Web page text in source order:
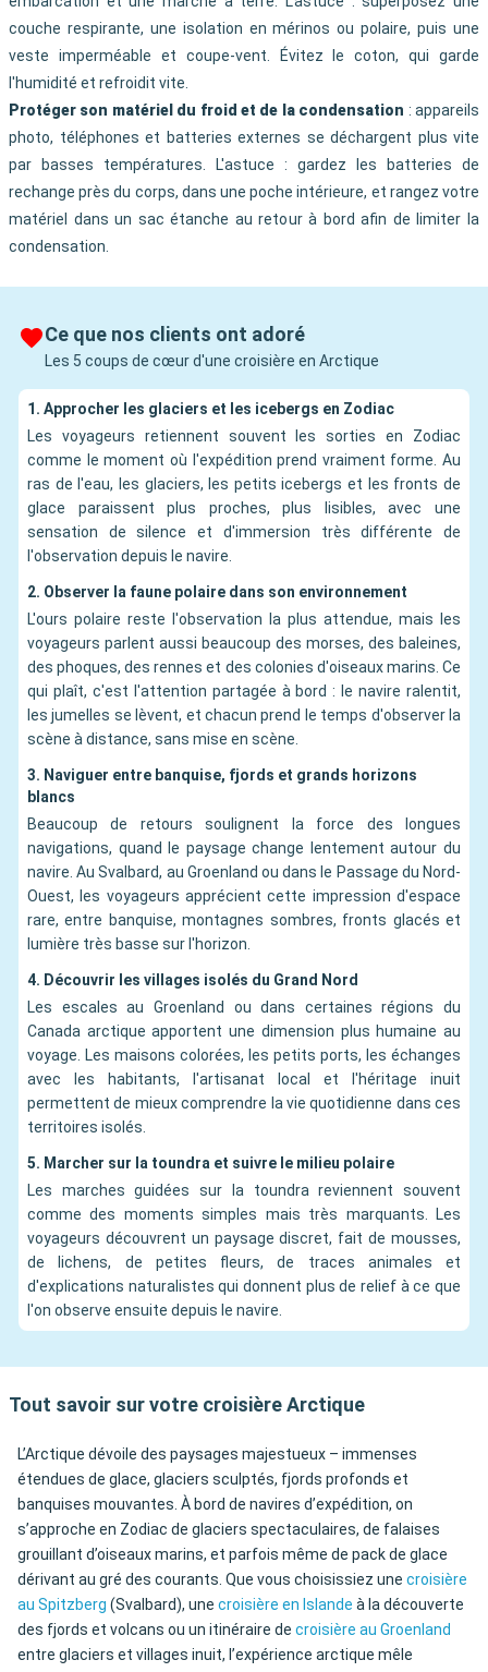
couche respirante, une isolation en mérinos ou polaire, puis une
veste imperméable et coupe-vent. Évitez le coton, qui garde
l'humidité et refroidit vite.
Protéger son matériel du froid et de la condensation : appareils
photo, téléphones et batteries externes se déchargent plus vite
par basses températures. L'astuce : gardez les batteries de
rechange près du corps, dans une poche intérieure, et rangez votre
matériel dans un sac étanche au retour à bord afin de limiter la
condensation.
Ce que nos clients ont adoré
Les 5 coups de cœur d'une croisière en Arctique
1. Approcher les glaciers et les icebergs en Zodiac
Les voyageurs retiennent souvent les sorties en Zodiac
comme le moment où l'expédition prend vraiment forme. Au
ras de l'eau, les glaciers, les petits icebergs et les fronts de
glace paraissent plus proches, plus lisibles, avec une
sensation de silence et d'immersion très différente de
l'observation depuis le navire.
2. Observer la faune polaire dans son environnement
L'ours polaire reste l'observation la plus attendue, mais les
voyageurs parlent aussi beaucoup des morses, des baleines,
des phoques, des rennes et des colonies d'oiseaux marins. Ce
qui plaît, c'est l'attention partagée à bord : le navire ralentit,
les jumelles se lèvent, et chacun prend le temps d'observer la
scène à distance, sans mise en scène.
3. Naviguer entre banquise, fjords et grands horizons
blancs
Beaucoup de retours soulignent la force des longues
navigations, quand le paysage change lentement autour du
navire. Au Svalbard, au Groenland ou dans le Passage du Nord-
Ouest, les voyageurs apprécient cette impression d'espace
rare, entre banquise, montagnes sombres, fronts glacés et
lumière très basse sur l'horizon.
4. Découvrir les villages isolés du Grand Nord
Les escales au Groenland ou dans certaines régions du
Canada arctique apportent une dimension plus humaine au
voyage. Les maisons colorées, les petits ports, les échanges
avec les habitants, l'artisanat local et l'héritage inuit
permettent de mieux comprendre la vie quotidienne dans ces
territoires isolés.
5. Marcher sur la toundra et suivre le milieu polaire
Les marches guidées sur la toundra reviennent souvent
comme des moments simples mais très marquants. Les
voyageurs découvrent un paysage discret, fait de mousses,
de lichens, de petites fleurs, de traces animales et
d'explications naturalistes qui donnent plus de relief à ce que
l'on observe ensuite depuis le navire.
Tout savoir sur votre croisière Arctique
L’Arctique dévoile des paysages majestueux – immenses
étendues de glace, glaciers sculptés, fjords profonds et
banquises mouvantes. À bord de navires d’expédition, on
s’approche en Zodiac de glaciers spectaculaires, de falaises
grouillant d’oiseaux marins, et parfois même de pack de glace
dérivant au gré des courants. Que vous choisissiez une croisière
au Spitzberg (Svalbard), une croisière en Islande à la découverte
des fjords et volcans ou un itinéraire de croisière au Groenland
entre glaciers et villages inuit, l’expérience arctique mêle